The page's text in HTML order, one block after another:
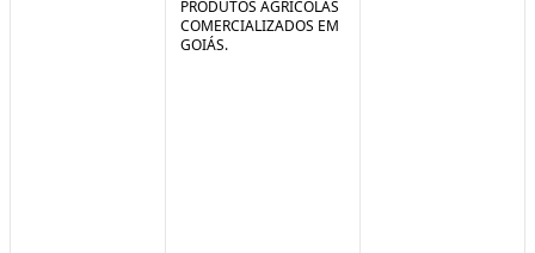
PRODUTOS AGRÍCOLAS
COMERCIALIZADOS EM
GOIÁS.